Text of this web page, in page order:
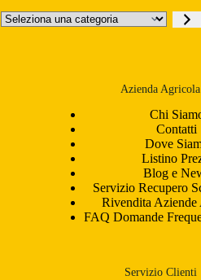
Seleziona
una
Azienda Agricola
Chi
Contatti
Dove
Listino
Blog e
Servizio Recupero
Rivendita Aziende
FAQ Domande
Servizio Clienti